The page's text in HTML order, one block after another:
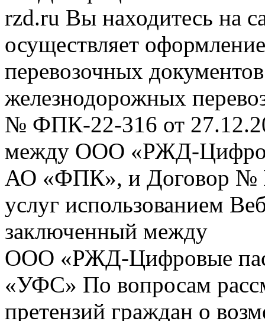
rzd.ru Вы находитесь на
осуществляет
перевозочных
железнодорожных
№ ФПК-22-316 от
между ООО «РЖД-
АО «ФПК», и Договор №
услуг использованием
заключенный между
ООО «РЖД-Цифровые
«УФС» По вопросам
претензий граждан о